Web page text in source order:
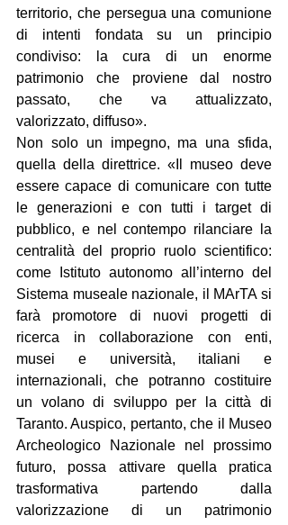
territorio, che persegua una comunione
di intenti fondata su un principio
condiviso: la cura di un enorme
patrimonio che proviene dal nostro
passato, che va attualizzato,
valorizzato, diffuso».
Non solo un impegno, ma una sfida,
quella della direttrice. «Il museo deve
essere capace di comunicare con tutte
le generazioni e con tutti i target di
pubblico, e nel contempo rilanciare la
centralità del proprio ruolo scientifico:
come Istituto autonomo all’interno del
Sistema museale nazionale, il MArTA si
farà promotore di nuovi progetti di
ricerca in collaborazione con enti,
musei e università, italiani e
internazionali, che potranno costituire
un volano di sviluppo per la città di
Taranto. Auspico, pertanto, che il Museo
Archeologico Nazionale nel prossimo
futuro, possa attivare quella pratica
trasformativa partendo dalla
valorizzazione di un patrimonio